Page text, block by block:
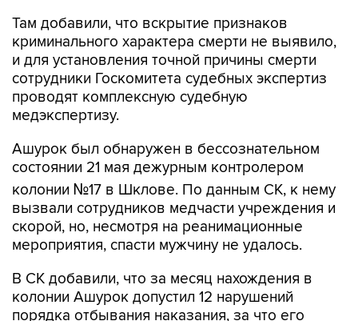
Там добавили, что вскрытие признаков
криминального характера смерти не выявило,
и для установления точной причины смерти
сотрудники Госкомитета судебных экспертиз
проводят комплексную судебную
медэкспертизу.
Ашурок был обнаружен в бессознательном
состоянии 21 мая дежурным контролером
колонии №17 в Шклове. По данным СК, к нему
вызвали сотрудников медчасти учреждения и
скорой, но, несмотря на реанимационные
мероприятия, спасти мужчину не удалось.
В СК добавили, что за месяц нахождения в
колонии Ашурок допустил 12 нарушений
порядка отбывания наказания, за что его